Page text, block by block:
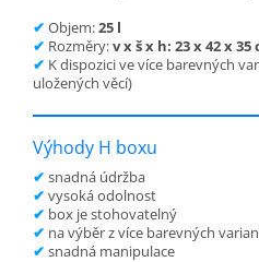
✔ Objem:25 l
✔ Rozměry:v x š x h: 23 x 42 x 35
✔ K dispozici ve více barevných
uložených věcí)
Výhody H boxu
✔ snadná údržba
✔ vysoká odolnost
✔ box je stohovatelný
✔ na výběr z více barevných
✔ snadná manipulace